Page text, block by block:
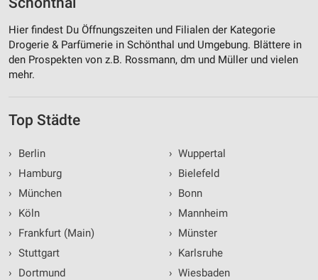
Hier findest Du Öffnungszeiten und Filialen der Kategorie
Drogerie & Parfümerie in Schönthal und Umgebung. Blättere in
den Prospekten von z.B. Rossmann, dm und Müller und vielen
mehr.
Top Städte
›
Berlin
›
Hamburg
›
München
›
Köln
›
Frankfurt (Main)
› Stuttgart
›
Dortmund
› Wuppertal
› Bielefeld
› Bonn
› Mannheim
› Münster
› Karlsruhe
› Wiesbaden